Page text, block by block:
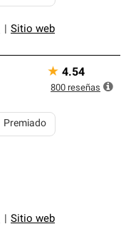
Sitio web
Sitio web
Premiado
★ 4.54
800 reseñas